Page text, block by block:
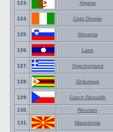
123. Algeria
124. Cote DIvoire
125. Slovenia
126. Laos
127. Griechenland
128. Zimbabwe
129. Czech Republic
130. Reunion
131. Macedonia